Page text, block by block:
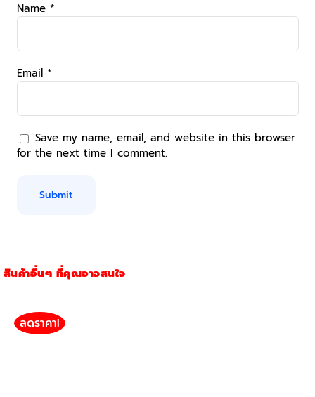
Name *
Email *
Save my name, email, and website in this browser
for the next time I comment.
สินค้าอื่นๆ ที่คุณอาจสนใจ
ลดราคา!